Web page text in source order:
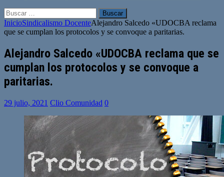
Buscar:
InicioSindicalismo DocenteAlejandro Salcedo «UDOCBA reclama
que se cumplan los protocolos y se convoque a paritarias.
Alejandro Salcedo «UDOCBA reclama que se
cumplan los protocolos y se convoque a
paritarias.
29 julio, 2021 Clio Comunidad 0